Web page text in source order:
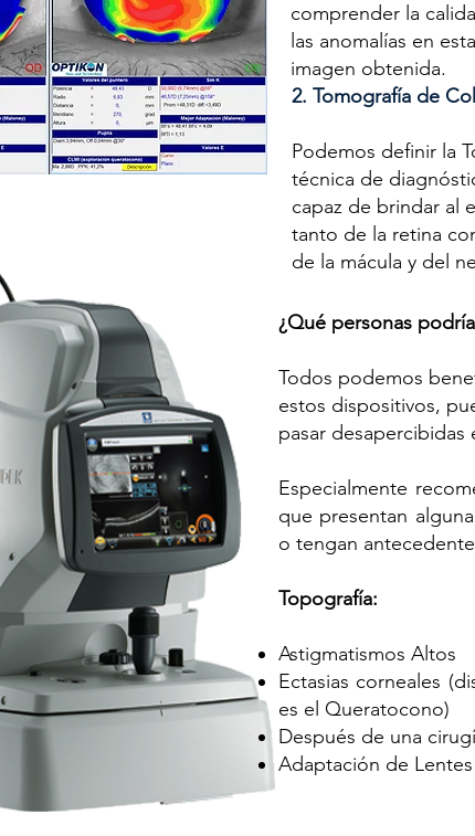
comprender la
las anomalías en
imagen obtenida.
2. Tomografía de
Podemos definir la
técnica de
capaz de brindar al
tanto de la retina
de la mácula y del
¿Qué personas
Todos podemos
estos dispositivos,
pasar desapercibidas
Especialmente
que presentan
o tengan
Topografía:
Astigmatismos Altos
Ectasias corneales
es el Queratocono)
Después de una
Adaptación de